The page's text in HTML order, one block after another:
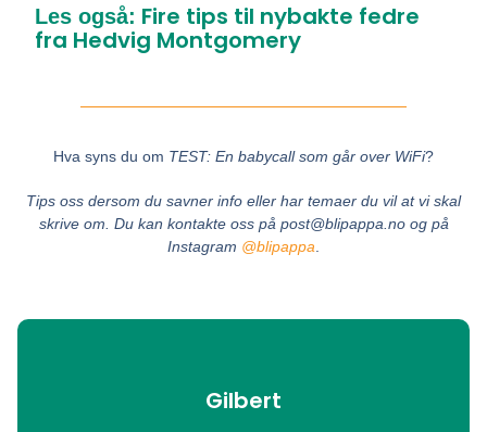
Les også: Fire tips til nybakte fedre
fra Hedvig Montgomery
Hva syns du om TEST: En babycall som går over WiFi?
Tips oss dersom du savner info eller har temaer du vil at vi skal
skrive om. Du kan kontakte oss på post@blipappa.no og på
Instagram @blipappa.
Gilbert